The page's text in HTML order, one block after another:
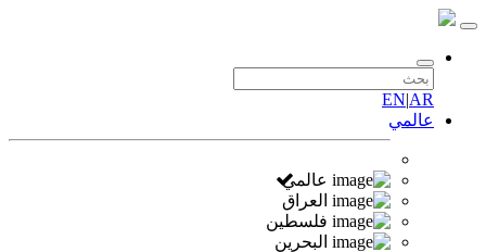
AR
|
EN
عالمي
عالمي
العراق
فلسطين
البحرين